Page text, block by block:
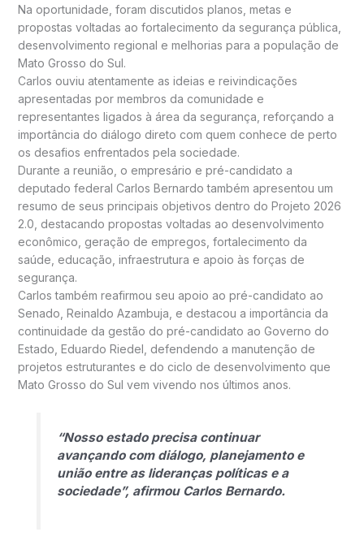
Na oportunidade, foram discutidos planos, metas e
propostas voltadas ao fortalecimento da segurança pública,
desenvolvimento regional e melhorias para a população de
Mato Grosso do Sul.
Carlos ouviu atentamente as ideias e reivindicações
apresentadas por membros da comunidade e
representantes ligados à área da segurança, reforçando a
importância do diálogo direto com quem conhece de perto
os desafios enfrentados pela sociedade.
Durante a reunião, o empresário e pré-candidato a
deputado federal Carlos Bernardo também apresentou um
resumo de seus principais objetivos dentro do Projeto 2026
2.0, destacando propostas voltadas ao desenvolvimento
econômico, geração de empregos, fortalecimento da
saúde, educação, infraestrutura e apoio às forças de
segurança.
Carlos também reafirmou seu apoio ao pré-candidato ao
Senado, Reinaldo Azambuja, e destacou a importância da
continuidade da gestão do pré-candidato ao Governo do
Estado, Eduardo Riedel, defendendo a manutenção de
projetos estruturantes e do ciclo de desenvolvimento que
Mato Grosso do Sul vem vivendo nos últimos anos.
“Nosso estado precisa continuar
avançando com diálogo, planejamento e
união entre as lideranças políticas e a
sociedade”, afirmou Carlos Bernardo.